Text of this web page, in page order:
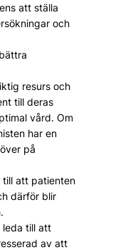
att ställa
och
resurs och
till deras
vård. Om
har en
på
till att patienten
därför blir
leda till att
av att